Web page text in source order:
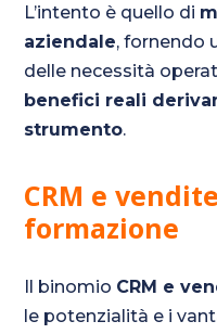
L’intento è quello di
aziendale, fornendo
delle necessità
benefici reali
strumento.
CRM e
formazione
Il binomio CRM e
le potenzialità e i